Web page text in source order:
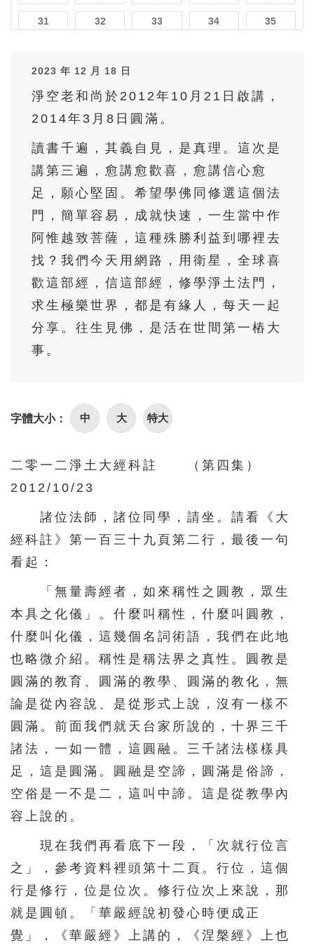
31 32 33 34 35
41 42
46 47 48 49 50
52 53
56 57 58 59 60
66 67 68 70
71 72 73 74 75
76 77 78 79 80
81 82 83 84 85
86 88 89 90
106 107 108
117 118 119
131
141 143 144 145
146 147 148 149 150
151 152 153 154 155
156 157 158 159 160
167 168 169 170
171 172 173 174 175
176 177 178 179 180
181
186 187 188 189 190
191 192 193 194 195
202 203 204 205
2023 年 12 月 18 日
淨空老和尚於2012年10月21日啟講，
2014年3月8日圓滿。
讀書千遍，其義自見，是真理。這次是
講第三遍，愈講愈歡喜，愈講信心愈
足，願心堅固。希望學佛同修選這個法
門，簡單容易，成就快速，一生當中作
阿惟越致菩薩，這種殊勝利益到哪裡去
找？我們今天用網路，用衛星，全球喜
歡這部經，信這部經，修學淨土法門，
求生極樂世界，都是有緣人，每天一起
分享。往生見佛，是活在世間第一樁大
事。
字體大小： 中 大 特大
二零一二淨土大經科註 （第四集）
2012/10/23
諸位法師，諸位同學，請坐。請看《大
經科註》第一百三十九頁第二行，最後一句
看起：
「無量壽經者，如來稱性之圓教，眾生
本具之化儀」。什麼叫稱性，什麼叫圓教，
什麼叫化儀，這幾個名詞術語，我們在此地
也略微介紹。稱性是稱法界之真性。圓教是
圓滿的教育、圓滿的教學、圓滿的教化，無
論是從內容說、是從形式上說，沒有一樣不
圓滿。前面我們就天台家所說的，十界三千
諸法，一如一體，這圓融。三千諸法樣樣具
足，這是圓滿。圓融是空諦，圓滿是俗諦，
空俗是一不是二，這叫中諦。這是從教學內
容上說的。
現在我們再看底下一段，「次就行位言
之」，參考資料裡頭第十二頁。行位，這個
行是修行，位是位次。修行位次上來說，那
就是圓頓。「華嚴經說初發心時便成正
覺」，《華嚴經》上講的，《涅槃經》上也